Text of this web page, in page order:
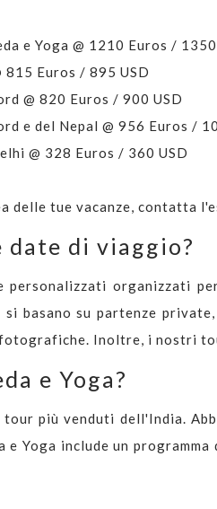
e Yoga @ 1210 Euros / 1350
Euros / 895 USD
@ 820 Euros / 900 USD
e del Nepal @ 956 Euros /
@ 328 Euros / 360 USD
delle tue vacanze, contatta
date di viaggio?
organizzati
basano su partenze
Inoltre, i nostri
e Yoga?
più venduti dell'India.
Yoga include un